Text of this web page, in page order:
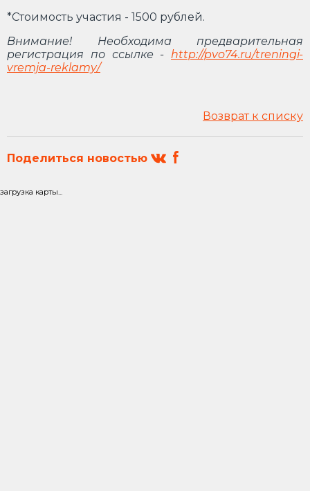
*Стоимость участия - 1500 рублей.
Внимание! Необходима предварительная
регистрация по ссылке - http://pvo74.ru/treningi-
vremja-reklamy/
Возврат к списку
Поделиться новостью
загрузка карты...